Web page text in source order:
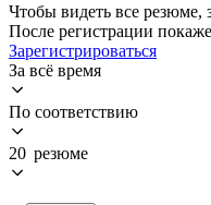
Чтобы видеть все резюме,
После регистрации
Зарегистрироваться
За всё время
По соответствию
20 резюме